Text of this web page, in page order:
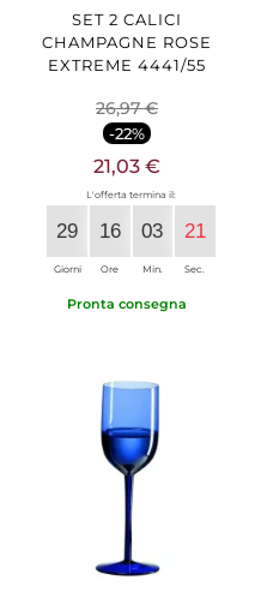
SET 2 CALICI
CHAMPAGNE ROSE
EXTREME 4441/55
26,97 €
-22%
21,03 €
L'offerta termina il:
29
Giorni
16
Ore
03
Min.
20
Sec.
Pronta consegna